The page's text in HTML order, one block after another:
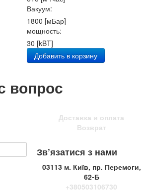
Вакуум:
1800 [мБар]
мощность:
30 [kBT]
Добавить в корзину
вопрос
Доставка и оплата
Возврат
Зв’язатися з нами
03113 м. Київ, пр. Перемоги,
62-Б
+380503106730